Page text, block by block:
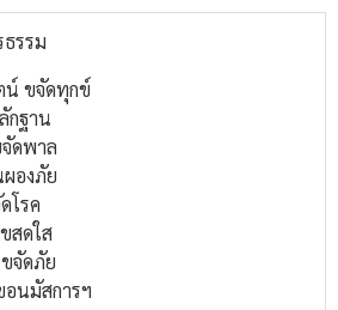
รรม
ขจัดทุกข์
กฐาน
ดพาล
องภัย
โรค
สดใส
จัดภัย
นมัสการฯ